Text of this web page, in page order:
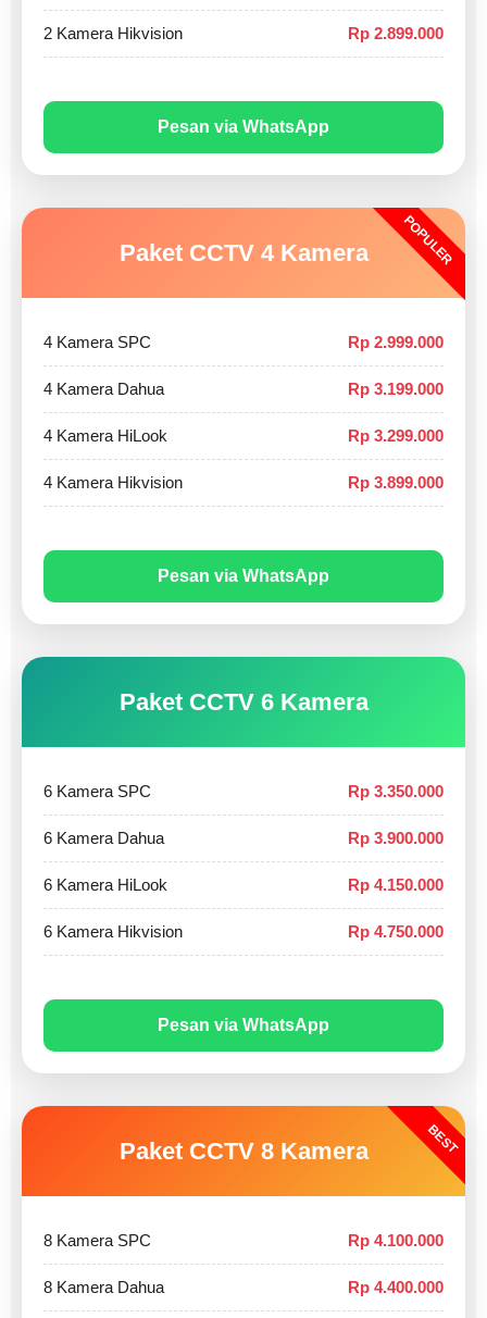
2 Kamera Hikvision Rp 2.899.000
Pesan via WhatsApp
POPULER
Paket CCTV 4 Kamera
4 Kamera SPC Rp 2.999.000
4 Kamera Dahua Rp 3.199.000
4 Kamera HiLook Rp 3.299.000
4 Kamera Hikvision Rp 3.899.000
Pesan via WhatsApp
Paket CCTV 6 Kamera
6 Kamera SPC Rp 3.350.000
6 Kamera Dahua Rp 3.900.000
6 Kamera HiLook Rp 4.150.000
6 Kamera Hikvision Rp 4.750.000
Pesan via WhatsApp
BEST
Paket CCTV 8 Kamera
8 Kamera SPC Rp 4.100.000
8 Kamera Dahua Rp 4.400.000